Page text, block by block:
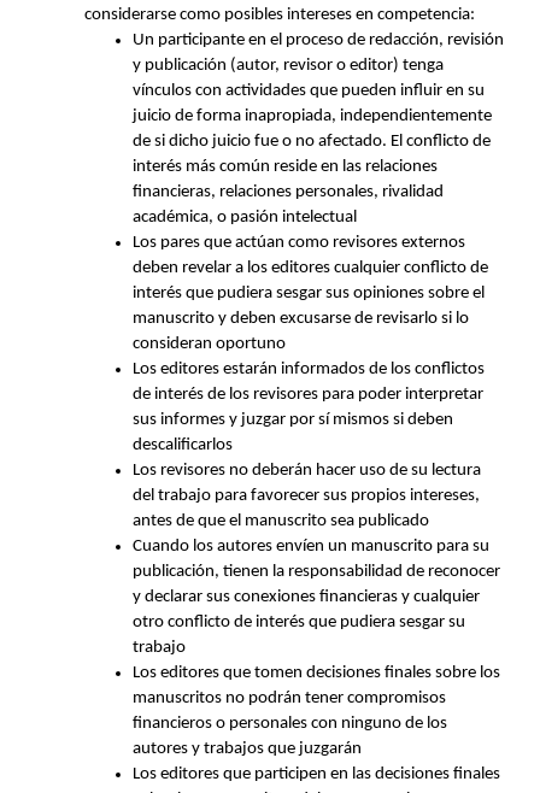
considerarse como posibles intereses en competencia:
Un participante en el proceso de redacción, revisión
y publicación (autor, revisor o editor) tenga
vínculos con actividades que pueden influir en su
juicio de forma inapropiada, independientemente
de si dicho juicio fue o no afectado. El conflicto de
interés más común reside en las relaciones
financieras, relaciones personales, rivalidad
académica, o pasión intelectual
Los pares que actúan como revisores externos
deben revelar a los editores cualquier conflicto de
interés que pudiera sesgar sus opiniones sobre el
manuscrito y deben excusarse de revisarlo si lo
consideran oportuno
Los editores estarán informados de los conflictos
de interés de los revisores para poder interpretar
sus informes y juzgar por sí mismos si deben
descalificarlos
Los revisores no deberán hacer uso de su lectura
del trabajo para favorecer sus propios intereses,
antes de que el manuscrito sea publicado
Cuando los autores envíen un manuscrito para su
publicación, tienen la responsabilidad de reconocer
y declarar sus conexiones financieras y cualquier
otro conflicto de interés que pudiera sesgar su
trabajo
Los editores que tomen decisiones finales sobre los
manuscritos no podrán tener compromisos
financieros o personales con ninguno de los
autores y trabajos que juzgarán
Los editores que participen en las decisiones finales